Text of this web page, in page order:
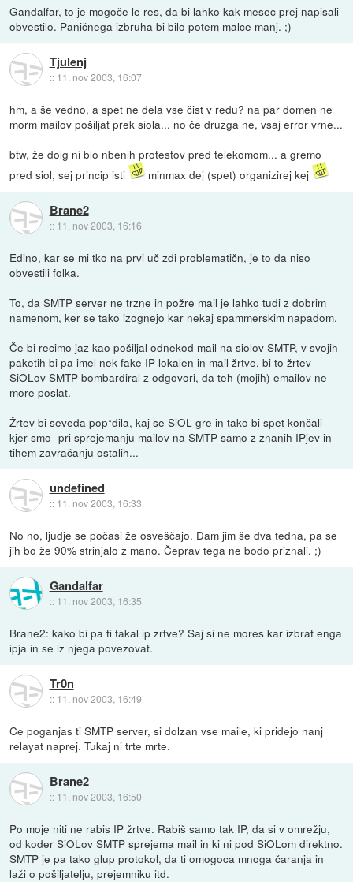
Gandalfar, to je mogoče le res, da bi lahko kak mesec prej napisali
obvestilo. Paničnega izbruha bi bilo potem malce manj. ;)
Tjulenj
:: 11. nov 2003, 16:07
hm, a še vedno, a spet ne dela vse čist v redu? na par domen ne
morm mailov pošiljat prek siola... no če druzga ne, vsaj error vrne...
btw, že dolg ni blo nbenih protestov pred telekomom... a gremo
pred siol, sej princip isti
minmax dej (spet) organizirej kej
Brane2
:: 11. nov 2003, 16:16
Edino, kar se mi tko na prvi uč zdi problematičn, je to da niso
obvestili folka.
To, da SMTP server ne trzne in požre mail je lahko tudi z dobrim
namenom, ker se tako izognejo kar nekaj spammerskim napadom.
Če bi recimo jaz kao pošiljal odnekod mail na siolov SMTP, v svojih
paketih bi pa imel nek fake IP lokalen in mail žrtve, bi to žrtev
SiOLov SMTP bombardiral z odgovori, da teh (mojih) emailov ne
more poslat.
Žrtev bi seveda pop*dila, kaj se SiOL gre in tako bi spet končali
kjer smo- pri sprejemanju mailov na SMTP samo z znanih IPjev in
tihem zavračanju ostalih...
undefined
:: 11. nov 2003, 16:33
No no, ljudje se počasi že osveščajo. Dam jim še dva tedna, pa se
jih bo že 90% strinjalo z mano. Čeprav tega ne bodo priznali. ;)
Gandalfar
:: 11. nov 2003, 16:35
Brane2: kako bi pa ti fakal ip zrtve? Saj si ne mores kar izbrat enga
ipja in se iz njega povezovat.
Tr0n
:: 11. nov 2003, 16:49
Ce poganjas ti SMTP server, si dolzan vse maile, ki pridejo nanj
relayat naprej. Tukaj ni trte mrte.
Brane2
:: 11. nov 2003, 16:50
Po moje niti ne rabis IP žrtve. Rabiš samo tak IP, da si v omrežju,
od koder SiOLov SMTP sprejema mail in ki ni pod SiOLom direktno.
SMTP je pa tako glup protokol, da ti omogoca mnoga čaranja in
laži o pošiljatelju, prejemniku itd.